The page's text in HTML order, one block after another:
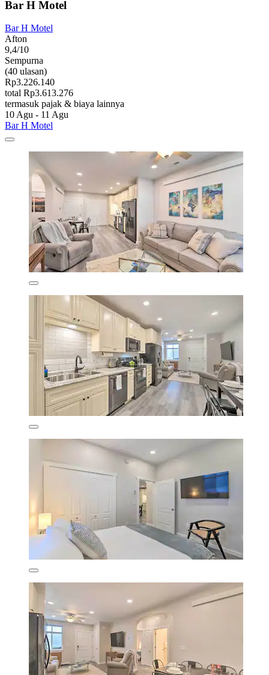
Bar H Motel
Bar H Motel
Afton
9,4/10
Sempurna
(40 ulasan)
Rp3.226.140
total Rp3.613.276
termasuk pajak & biaya lainnya
10 Agu - 11 Agu
Bar H Motel